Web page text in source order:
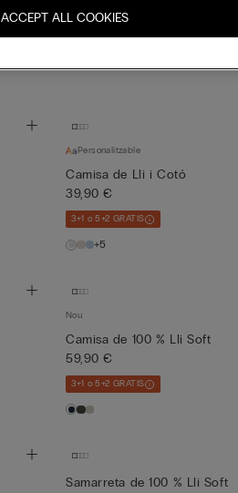
Personalitzable
Camisa de Lli i Cotó
39,90 €
3+1 o 5+2 GRATIS
+5
Nou
Camisa de 100 % Lli Soft
59,90 €
3+1 o 5+2 GRATIS
Samarreta de 100 % Lli Soft
ACCEPT ALL COOKIES